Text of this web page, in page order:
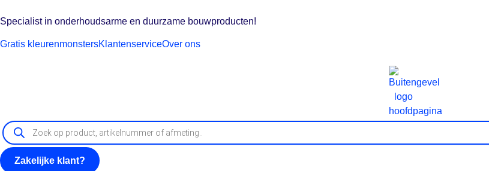
Specialist in onderhoudsarme en duurzame bouwproducten!
Gratis kleurenmonstersKlantenserviceOver ons
Zakelijke klant?